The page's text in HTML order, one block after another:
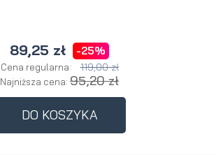
89,25 zł -25%
Cena regularna: 119,00 zł
Najniższa cena: 95,20 zł
DO KOSZYKA